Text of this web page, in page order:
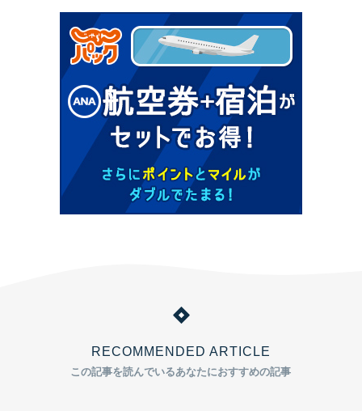
RECOMMENDED ARTICLE
この記事を読んでいるあなたにおすすめの記事